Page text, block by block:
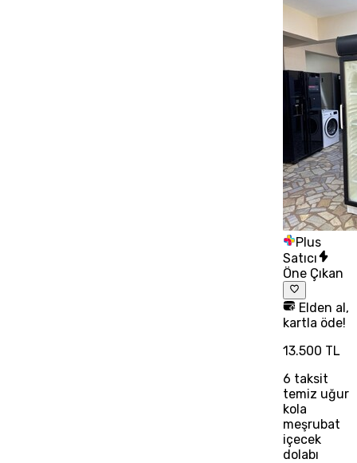
Plus
Satıcı
Öne Çıkan
Elden al,
kartla öde!
13.500 TL
6 taksit
temiz uğur
kola
meşrubat
içecek
dolabı